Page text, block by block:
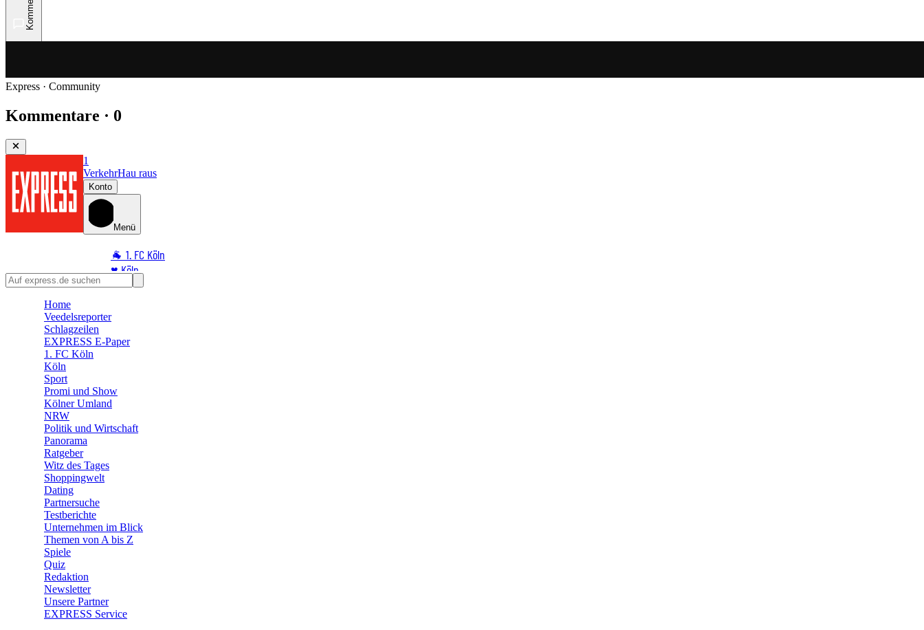
Express · Community
Kommentare · 0
1
VerkehrHau raus
Konto
Menü
🐐 1. FC Köln
♥️ Köln
⭐ Promi
🛒 Shoppingwelt
🧩 Spiele
Home
Veedelsreporter
Schlagzeilen
EXPRESS E-Paper
1. FC Köln
Köln
Sport
Promi und Show
Kölner Umland
NRW
Politik und Wirtschaft
Panorama
Ratgeber
Witz des Tages
Shoppingwelt
Dating
Partnersuche
Testberichte
Unternehmen im Blick
Themen von A bis Z
Spiele
Quiz
Redaktion
Newsletter
Unsere Partner
EXPRESS Service